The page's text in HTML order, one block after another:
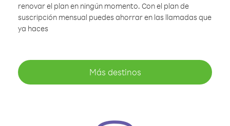
renovar el plan en ningún momento. Con el plan de
suscripción mensual puedes ahorrar en las llamadas que
ya haces
Más destinos